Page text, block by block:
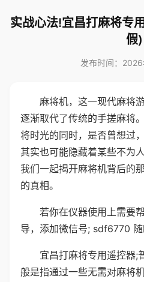
实战心法!宜昌打麻将专
假)
发布时间：
麻将机，这一现代麻将
逐渐取代了传统的手搓麻将
将时光的同时，是否曾想过
其实也可能隐藏着某些不为
我们一起揭开麻将机背后的
的真相。
若你在仪器使用上需要
导，添加微信号; sdf6770 随
宜昌打麻将专用遥控器;
般是指通过一些无需对麻将